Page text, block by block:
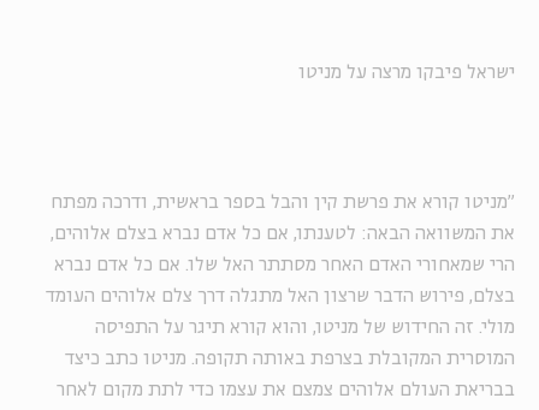
ישראל פיבקו מרצה על מניטו
"מניטו קורא את פרשת קין והבל בספר בראשית, ודרכה מפתח
את המשוואה הבאה: לטענתו, אם כל אדם נברא בצלם אלוהים,
הרי שמאחורי האדם האחר מסתתר האל שלו. אם כל אדם נברא
בצלם, פירוש הדבר שרצון האל מתגלה דרך צלם אלוהים העומד
מולי. זה החידוש של מניטו, והוא קורא תיגר על התפיסה
המוסרית המקובלת בצרפת באותה תקופה. מניטו כתב כיצד
בבריאת העולם אלוהים צמצם את עצמו כדי לתת מקום לאחר